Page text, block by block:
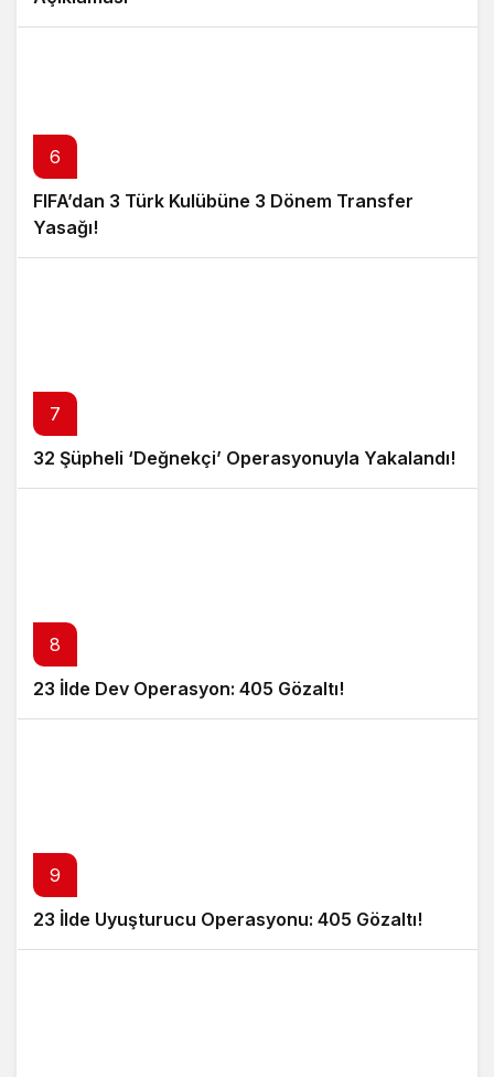
6
FIFA’dan 3 Türk Kulübüne 3 Dönem Transfer
Yasağı!
7
32 Şüpheli ‘Değnekçi’ Operasyonuyla Yakalandı!
8
23 İlde Dev Operasyon: 405 Gözaltı!
9
23 İlde Uyuşturucu Operasyonu: 405 Gözaltı!